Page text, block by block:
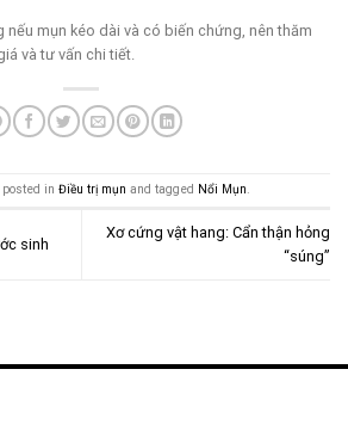
nếu mụn kéo dài và có biến chứng, nên thăm
và tư vấn chi tiết.
in Điều trị mụn and tagged Nổi Mụn.
sinh
Xơ cứng vật hang: Cẩn thận hỏng
“súng”